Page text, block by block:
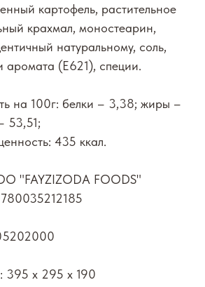
картофель, растительное
крахмал, моностеарин,
натуральному, соль,
аромата (Е621), специи.
на 100г: белки – 3,38; жиры –
53,51;
435 ккал.
"FAYZIZODA FOODS"
395 х 295 х 190